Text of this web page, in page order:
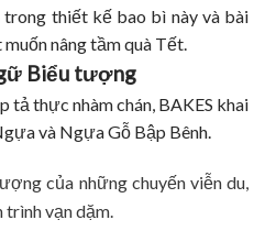
thiết kế bao bì này và bài
nâng tầm quà Tết.
Biểu tượng
tả thực nhàm chán, BAKES khai
và Ngựa Gỗ Bập Bênh.
của những chuyến viễn du,
trình vạn dặm.